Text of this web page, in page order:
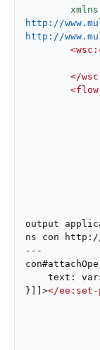
http://
http://
<
</
<flow
output
ns con
---
text:
}]]></ee:set-